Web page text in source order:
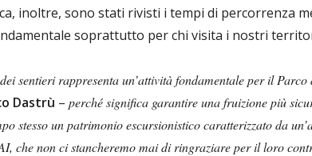
inoltre, sono stati rivisti i tempi di percorrenza
soprattutto per chi visita i nostri
sentieri rappresenta un’attività fondamentale per il
Dastrù – perché significa garantire una fruizione più
stesso un patrimonio escursionistico caratterizzato da
che non ci stancheremo mai di ringraziare per il loro